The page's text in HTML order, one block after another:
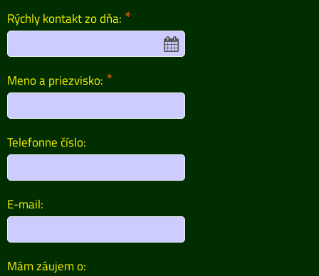
Rýchly kontakt zo dňa: *
Meno a priezvisko: *
Telefonne číslo:
E-mail:
Mám záujem o: